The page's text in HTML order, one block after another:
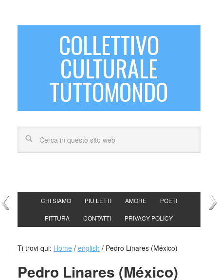
COLLETTIVO
CULTURALE
TUTTOMONDO
CHI SIAMO PIÙ LETTI AMORE POETI
PITTURA CONTATTI PRIVACY POLICY
Ti trovi qui: Home / english /Pedro Linares (México)
Pedro Linares (México)